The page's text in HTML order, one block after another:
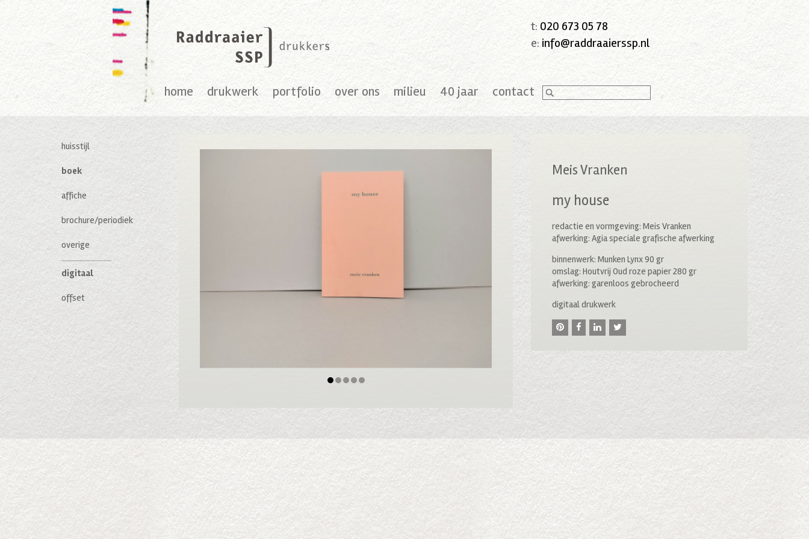
t: 020 673 05 78
e: info@raddraaierssp.nl
home drukwerk portfolio over ons milieu 40 jaar contact
huisstijl
boek
affiche
brochure/periodiek
overige
digitaal
offset
Meis Vranken
my house
redactie en vormgeving: Meis Vranken
afwerking: Agia speciale grafische afwerking
binnenwerk: Munken Lynx 90 gr
omslag: Houtvrij Oud roze papier 280 gr
afwerking: garenloos gebrocheerd
digitaal drukwerk